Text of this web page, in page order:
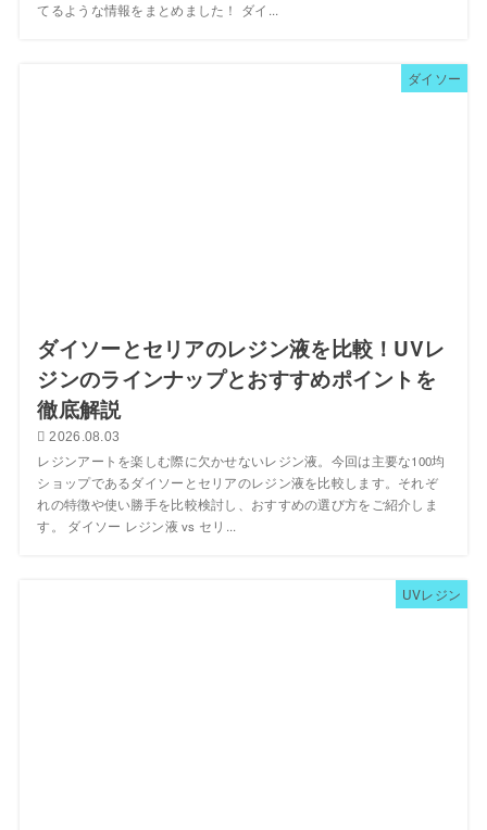
てるような情報をまとめました！ ダイ...
ダイソー
ダイソーとセリアのレジン液を比較！UVレ
ジンのラインナップとおすすめポイントを
徹底解説
2026.08.03
レジンアートを楽しむ際に欠かせないレジン液。今回は主要な100均
ショップであるダイソーとセリアのレジン液を比較します。それぞ
れの特徴や使い勝手を比較検討し、おすすめの選び方をご紹介しま
す。 ダイソー レジン液 vs セリ...
UVレジン